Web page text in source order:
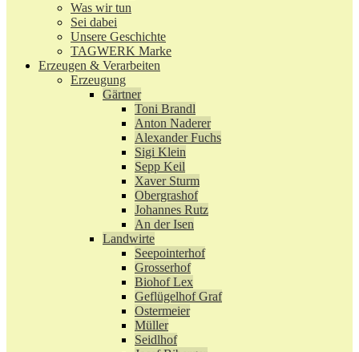
Was wir tun
Sei dabei
Unsere Geschichte
TAGWERK Marke
Erzeugen & Verarbeiten
Erzeugung
Gärtner
Toni Brandl
Anton Naderer
Alexander Fuchs
Sigi Klein
Sepp Keil
Xaver Sturm
Obergrashof
Johannes Rutz
An der Isen
Landwirte
Seepointerhof
Grosserhof
Biohof Lex
Geflügelhof Graf
Ostermeier
Müller
Seidlhof